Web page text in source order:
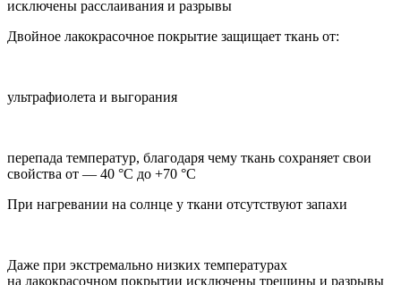
исключены расслаивания и разрывы
Двойное лакокрасочное покрытие защищает ткань от:
ультрафиолета и выгорания
перепада температур, благодаря чему ткань сохраняет свои
свойства от — 40 °C до +70 °C
При нагревании на солнце у ткани отсутствуют запахи
Даже при экстремально низких температурах
на лакокрасочном покрытии исключены трещины и разрывы